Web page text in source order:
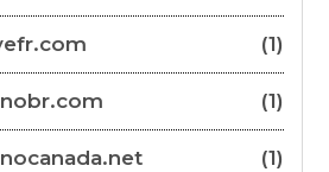
(1)
(1)
(1)